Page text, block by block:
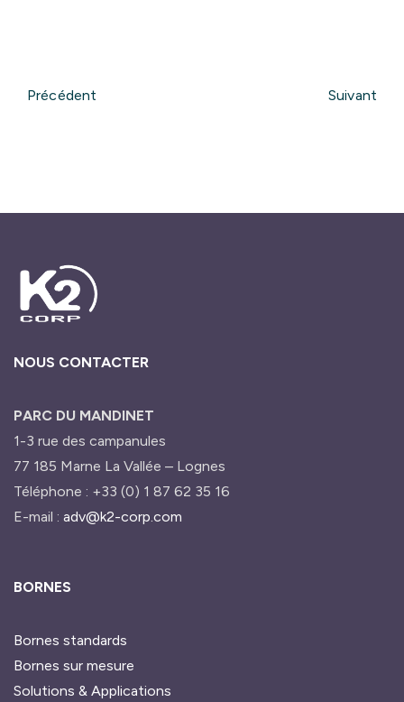
Précédent Suivant
NOUS CONTACTER
PARC DU MANDINET
1-3 rue des campanules
77 185 Marne La Vallée – Lognes
Téléphone : +33 (0) 1 87 62 35 16
E-mail : adv@k2-corp.com
BORNES
Bornes standards
Bornes sur mesure
Solutions & Applications